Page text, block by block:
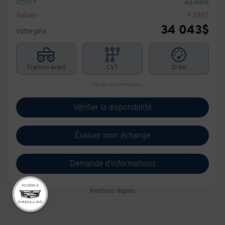
PDSF*
43 931$
Rabais
9 888$
Votre prix
34 043$
Traction avant CVT 10 km
Plus de caractéristiques
Vérifier la disponibilité
Évaluer mon échange
Demande d'informations
Mentions légales